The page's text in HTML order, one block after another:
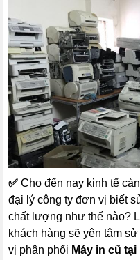
✅ Cho đến nay kinh tế
đại lý công ty đơn vị biết
chất lượng như thế nào?
khách hàng sẽ yên tâm
vị phân phối Máy in cũ